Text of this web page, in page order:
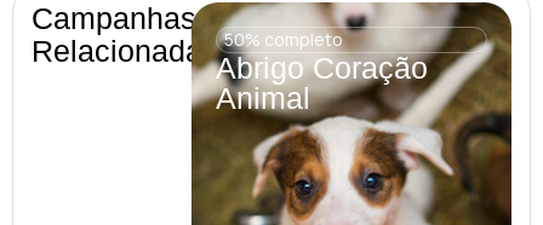
Campanhas
Relacionadas 50% completo
Abrigo Coração
Animal